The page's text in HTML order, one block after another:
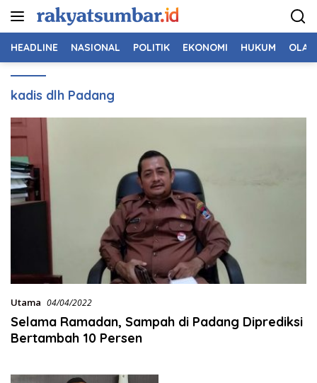
HEADLINE NASIONAL POLITIK EKONOMI HUKUM
kadis dlh Padang
Utama 04/04/2022
Selama Ramadan, Sampah di Padang Diprediksi
Bertambah 10 Persen